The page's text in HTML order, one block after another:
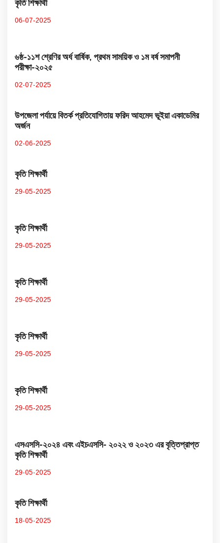
কৃতি শিক্ষার্থী
06-07-2025
৬ষ্ঠ-১১শ শ্রেণির অর্ধ বার্ষিক, প্রথম সাময়িক ও ১ম বর্ষ সমাপনী
পরীক্ষা-২০২৫
02-07-2025
উপজেলা পর্যায়ে বিতর্ক প্রতিযোগিতায় ফরিদ আহমেদ ভূইয়া একাডেমির
অর্জন
02-06-2025
কৃতি শিক্ষার্থী
29-05-2025
কৃতি শিক্ষার্থী
29-05-2025
কৃতি শিক্ষার্থী
29-05-2025
কৃতি শিক্ষার্থী
29-05-2025
কৃতি শিক্ষার্থী
29-05-2025
এসএসসি-২০২৪ এবং এইচএসসি- ২০২২ ও ২০২৩ এর বৃত্তিপ্রাপ্ত
কৃতি শিক্ষার্থী
29-05-2025
কৃতি শিক্ষার্থী
18-05-2025